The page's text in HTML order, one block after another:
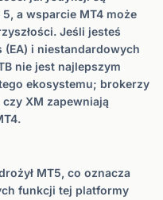
a wsparcie MT4 może
Jeśli jesteś
i niestandardowych
nie jest najlepszym
ekosystemu; brokerzy
XM zapewniają
MT5, co oznacza
funkcji tej platformy